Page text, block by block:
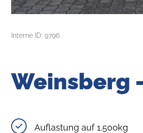
Interne ID: 9796
Weinsberg
Auflastung auf 1.500kg